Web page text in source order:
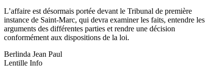
L’affaire est désormais portée devant le Tribunal de première
instance de Saint-Marc, qui devra examiner les faits, entendre les
arguments des différentes parties et rendre une décision
conformément aux dispositions de la loi.
Berlinda Jean Paul
Lentille Info